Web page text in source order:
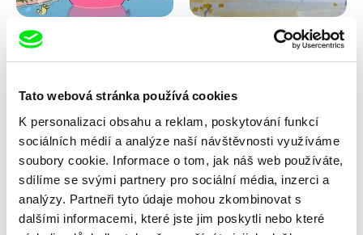
Tato webová stránka používá cookies
K personalizaci obsahu a reklam, poskytování funkcí
sociálních médií a analýze naší návštěvnosti využíváme
soubory cookie. Informace o tom, jak náš web používáte,
sdílíme se svými partnery pro sociální média, inzerci a
analýzy. Partneři tyto údaje mohou zkombinovat s
dalšími informacemi, které jste jim poskytli nebo které
Antje Heyn
Cat Lake City
Iva Ćirić Marita Mayer